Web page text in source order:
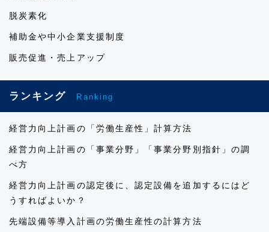
脱炭素化
補助金や中小企業支援制度
販売促進・売上アップ
ランキング Ranking
経営力向上計画の「労働生産性」計算方法
経営力向上計画の「事業分野」「事業分野別指針」の調
べ方
経営力向上計画の認定後に、認定設備を追加するにはど
うすればよいか？
先端設備等導入計画の労働生産性の計算方法